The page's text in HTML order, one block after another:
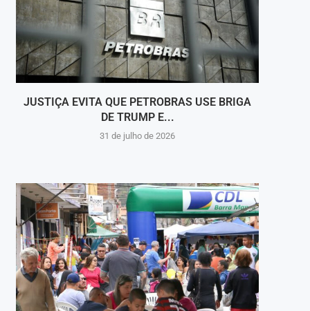
JUSTIÇA EVITA QUE PETROBRAS USE BRIGA
DE TRUMP E...
31 de julho de 2026